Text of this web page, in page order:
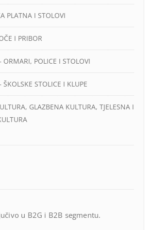
PLATNA I STOLOVI
I PRIBOR
ORMARI, POLICE I STOLOVI
ŠKOLSKE STOLICE I KLUPE
GLAZBENA KULTURA, TJELESNA I
u B2G i B2B segmentu.